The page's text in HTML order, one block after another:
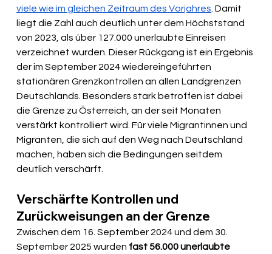
viele wie im gleichen Zeitraum des Vorjahres . Damit
liegt die Zahl auch deutlich unter dem Höchststand
von 2023, als über 127.000 unerlaubte Einreisen
verzeichnet wurden. Dieser Rückgang ist ein Ergebnis
der im September 2024 wiedereingeführten
stationären Grenzkontrollen an allen Landgrenzen
Deutschlands. Besonders stark betroffen ist dabei
die Grenze zu Österreich, an der seit Monaten
verstärkt kontrolliert wird. Für viele Migrantinnen und
Migranten, die sich auf den Weg nach Deutschland
machen, haben sich die Bedingungen seitdem
deutlich verschärft.
Verschärfte Kontrollen und
Zurückweisungen an der Grenze
Zwischen dem 16. September 2024 und dem 30.
September 2025 wurden fast 56.000 unerlaubte